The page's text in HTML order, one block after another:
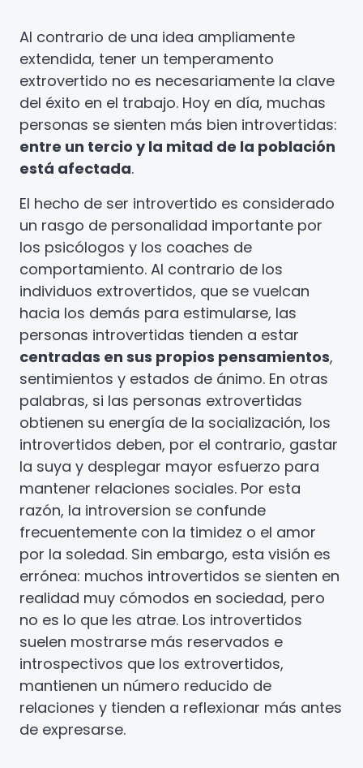
Al contrario de una idea ampliamente
extendida, tener un temperamento
extrovertido no es necesariamente la clave
del éxito en el trabajo. Hoy en día, muchas
personas se sienten más bien introvertidas:
entre un tercio y la mitad de la población
está afectada.
El hecho de ser introvertido es considerado
un rasgo de personalidad importante por
los psicólogos y los coaches de
comportamiento. Al contrario de los
individuos extrovertidos, que se vuelcan
hacia los demás para estimularse, las
personas introvertidas tienden a estar
centradas en sus propios pensamientos,
sentimientos y estados de ánimo. En otras
palabras, si las personas extrovertidas
obtienen su energía de la socialización, los
introvertidos deben, por el contrario, gastar
la suya y desplegar mayor esfuerzo para
mantener relaciones sociales. Por esta
razón, la introversion se confunde
frecuentemente con la timidez o el amor
por la soledad. Sin embargo, esta visión es
errónea: muchos introvertidos se sienten en
realidad muy cómodos en sociedad, pero
no es lo que les atrae. Los introvertidos
suelen mostrarse más reservados e
introspectivos que los extrovertidos,
mantienen un número reducido de
relaciones y tienden a reflexionar más antes
de expresarse.